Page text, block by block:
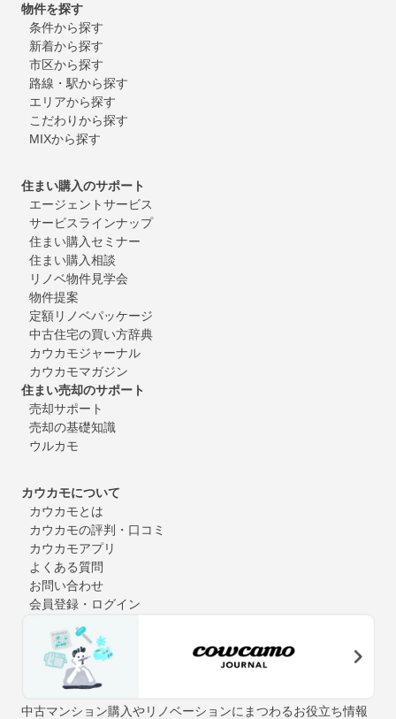
物件を探す
条件から探す
新着から探す
市区から探す
路線・駅から探す
エリアから探す
こだわりから探す
MIXから探す
住まい購入のサポート
エージェントサービス
サービスラインナップ
住まい購入セミナー
住まい購入相談
リノベ物件見学会
物件提案
定額リノベパッケージ
中古住宅の買い方辞典
カウカモジャーナル
カウカモマガジン
住まい売却のサポート
売却サポート
売却の基礎知識
ウルカモ
カウカモについて
カウカモとは
カウカモの評判・口コミ
カウカモアプリ
よくある質問
お問い合わせ
会員登録・ログイン
中古マンション購入やリノベーションにまつわるお役立ち情報